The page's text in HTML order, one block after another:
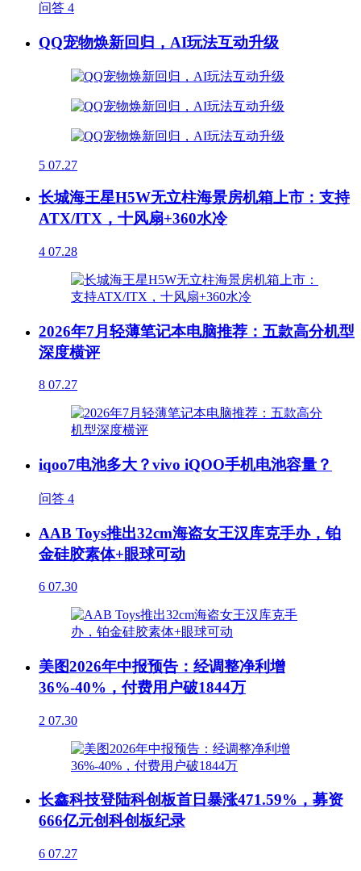
问答 4
QQ宠物焕新回归，AI玩法互动升级
5 07.27
长城海王星H5W无立柱海景房机箱上市：支持
ATX/ITX，十风扇+360水冷
4 07.28
2026年7月轻薄笔记本电脑推荐：五款高分机型
深度横评
8 07.27
iqoo7电池多大？vivo iQOO手机电池容量？
问答 4
AAB Toys推出32cm海盗女王汉库克手办，铂
金硅胶素体+眼球可动
6 07.30
美图2026年中报预告：经调整净利增
36%-40%，付费用户破1844万
2 07.30
长鑫科技登陆科创板首日暴涨471.59%，募资
666亿元创科创板纪录
6 07.27